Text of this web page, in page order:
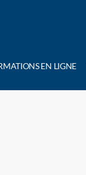
EN LIGNE